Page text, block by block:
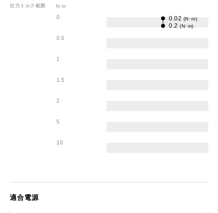
出力トルク範囲
0
0.5
1
1.5
2
5
10
N･m
0.02 (N･m)
0.2 (N･m)
適合電源